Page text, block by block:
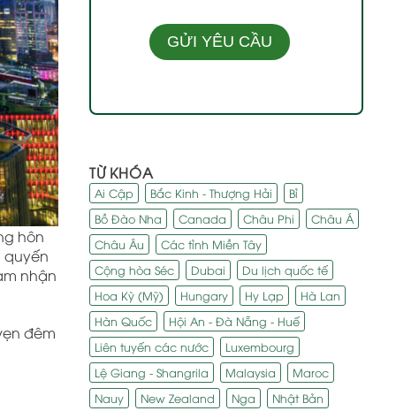
hôn
quyến
nhận
đêm
TỪ KHÓA
Ai Cập Bắc Kinh - Thượng Hải
Bỉ
Bồ Đào Nha
Canada Châu Phi
Châu Á
Châu Âu
Các tỉnh Miền Tây
Cộng hòa Séc
Dubai
Du lịch quốc tế
Hoa Kỳ (Mỹ)
Hungary Hy Lạp
Hà Lan
Hàn Quốc
Hội An - Đà Nẵng - Huế
Liên tuyến các nước
Luxembourg
Lệ Giang - Shangrila
Malaysia
Maroc
Nauy
New Zealand Nga
Nhật Bản